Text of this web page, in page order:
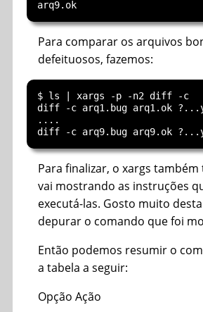
Para comparar os arquivos
defeituosos, fazemos:
$ ls | xargs -p -n2 diff -c
diff -c arq1.bug arq1.ok
....
Para finalizar, o xargs
vai mostrando as instruções
executá-las. Gosto muito
depurar o comando que foi
Então podemos resumir o
a tabela a seguir:
Opção Ação